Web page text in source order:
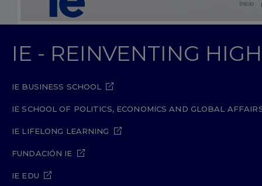
Inicio
IE - REINVENTING
IE BUSINESS SCHOOL
IE SCHOOL OF POLITICS, ECONOMICS AND GLOBAL
IE LIFELONG LEARNING
FUNDACIÓN IE
IE EDU